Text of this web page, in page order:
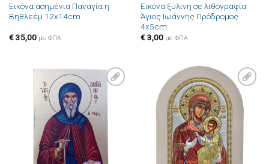
Εικόνα ασημένια Παναγία η
Βηθλεέμ 12x14cm
€35,00 με ΦΠΑ
Εικόνα ξύλινη σε λιθογραφία
Άγιος Ιωάννης Πρόδρομος
4x5cm
€3,00 με ΦΠΑ
Πρόσθήκη
στην λίστα
επιθυμιών
Πρόσθήκη
στην λίστα
επιθυμιών